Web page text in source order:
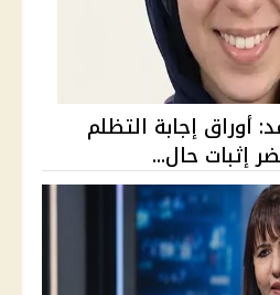
محمد: أوراق إجابة التظلم
إثبات حال...